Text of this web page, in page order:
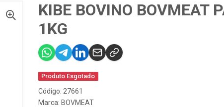
KIBE BOVINO BOVMEAT
1KG
Produto Esgotado
Código: 27661
Marca: BOVMEAT